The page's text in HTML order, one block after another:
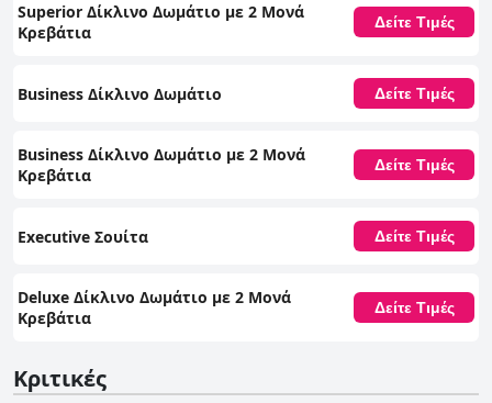
Superior Δίκλινο Δωμάτιο με 2 Μονά
Κρεβάτια
Δείτε Τιμές
Business Δίκλινο Δωμάτιο Δείτε Τιμές
Business Δίκλινο Δωμάτιο με 2 Μονά
Κρεβάτια
Δείτε Τιμές
Executive Σουίτα Δείτε Τιμές
Deluxe Δίκλινο Δωμάτιο με 2 Μονά
Κρεβάτια
Δείτε Τιμές
Κριτικές